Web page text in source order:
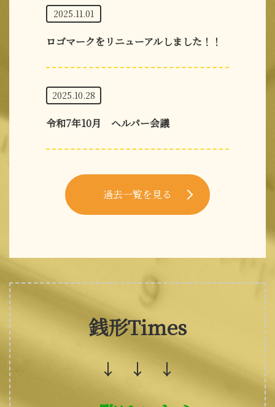
2025.11.01
ロゴマークをリニューアルしました！！
2025.10.28
令和7年10月 ヘルパー会議
過去一覧を見る
銭形Times
↓ ↓ ↓